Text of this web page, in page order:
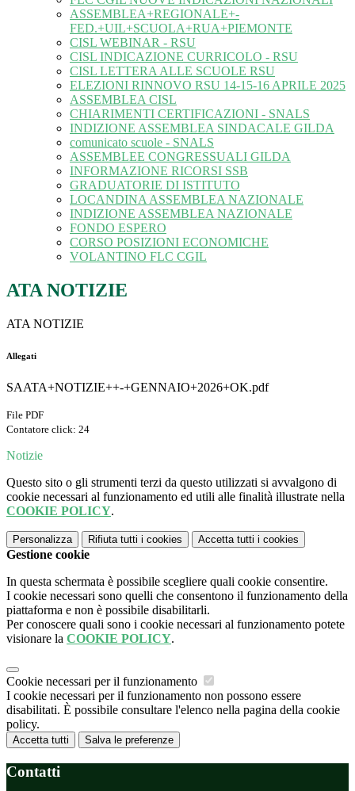
ASSEMBLEA+REGIONALE+-
FED.+UIL+SCUOLA+RUA+PIEMONTE
CISL WEBINAR - RSU
CISL INDICAZIONE CURRICOLO - RSU
CISL LETTERA ALLE SCUOLE RSU
ELEZIONI RINNOVO RSU 14-15-16 APRILE 2025
ASSEMBLEA CISL
CHIARIMENTI CERTIFICAZIONI - SNALS
INDIZIONE ASSEMBLEA SINDACALE GILDA
comunicato scuole - SNALS
ASSEMBLEE CONGRESSUALI GILDA
INFORMAZIONE RICORSI SSB
GRADUATORIE DI ISTITUTO
LOCANDINA ASSEMBLEA NAZIONALE
INDIZIONE ASSEMBLEA NAZIONALE
FONDO ESPERO
CORSO POSIZIONI ECONOMICHE
VOLANTINO FLC CGIL
ATA NOTIZIE
ATA NOTIZIE
Allegati
SAATA+NOTIZIE++-+GENNAIO+2026+OK.pdf
File PDF
Contatore click: 24
Notizie
Questo sito o gli strumenti terzi da questo utilizzati si avvalgono di
cookie necessari al funzionamento ed utili alle finalità illustrate nella
COOKIE POLICY.
Personalizza Rifiuta tutti i cookies Accetta tutti i cookies
Gestione cookie
In questa schermata è possibile scegliere quali cookie consentire.
I cookie necessari sono quelli che consentono il funzionamento della
piattaforma e non è possibile disabilitarli.
Per conoscere quali sono i cookie necessari al funzionamento potete
visionare la COOKIE POLICY.
Cookie necessari per il funzionamento
I cookie necessari per il funzionamento non possono essere
disabilitati. È possibile consultare l'elenco nella pagina della cookie
policy.
Accetta tutti Salva le preferenze
Contatti